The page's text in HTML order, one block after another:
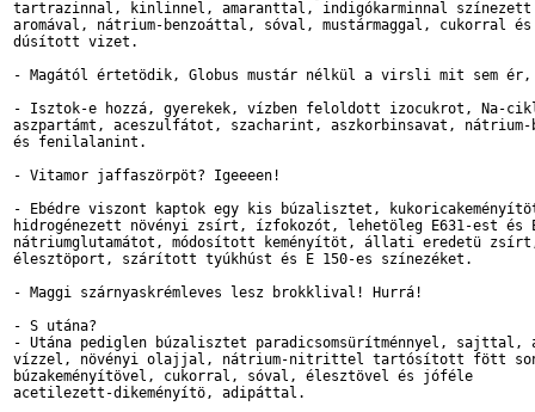
tartrazinnal, kinlinnel, amaranttal, indigókarminnal színezett
aromával, nátrium-benzoáttal, sóval, mustármaggal, cukorral
dúsított vizet.
- Magától értetödik, Globus mustár nélkül a virsli mit sem ér,
- Isztok-e hozzá, gyerekek, vízben feloldott izocukrot, Na-
aszpartámt, aceszulfátot, szacharint, aszkorbinsavat, nátrium-
és fenilalanint.
- Vitamor jaffaszörpöt? Igeeeen!
- Ebédre viszont kaptok egy kis búzalisztet,
hidrogénezett növényi zsírt, ízfokozót, lehetöleg E631-est és
nátriumglutamátot, módosított keményítöt, állati eredetü
élesztöport, szárított tyúkhúst és E 150-es színezéket.
- Maggi szárnyaskrémleves lesz brokklival! Hurrá!
- S utána?
- Utána pediglen búzalisztet paradicsomsürítménnyel, sajttal,
vízzel, növényi olajjal, nátrium-nitrittel tartósított fött
búzakeményítövel, cukorral, sóval, élesztövel és jóféle
acetilezett-dikeményítö, adipáttal.